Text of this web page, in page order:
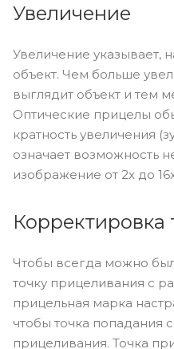
Увеличение
Увеличение указывает,
объект. Чем больше
выглядит объект и тем
Оптические прицелы
кратность увеличения
означает возможность
изображение от 2x до
Корректировка
Чтобы всегда можно
точку прицеливания с
прицельная марка
чтобы точка попадания
прицеливания. Точка